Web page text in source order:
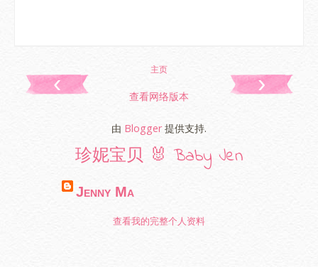
‹ ›
主页
查看网络版本
由 Blogger提供支持.
珍妮宝贝 🐰 Baby Jen
Jenny Ma
查看我的完整个人资料